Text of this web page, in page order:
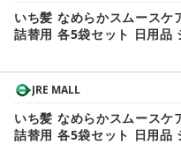
いち髪 なめらかスムース
詰替用 各5袋セット 日用品
JRE MALL
いち髪 なめらかスムース
詰替用 各5袋セット 日用品